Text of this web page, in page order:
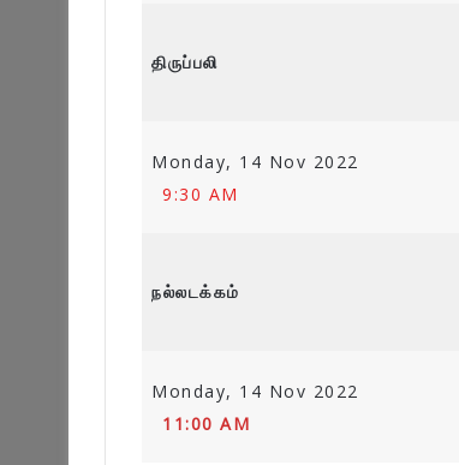
திருப்பலி
Monday, 14 Nov 2022
9:30 AM
நல்லடக்கம்
Monday, 14 Nov 2022
11:00 AM